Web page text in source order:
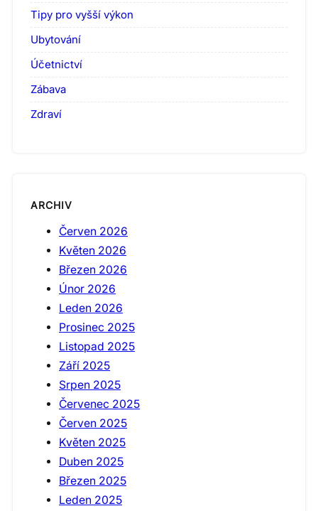
Tipy pro vyšší výkon
Ubytování
Účetnictví
Zábava
Zdraví
ARCHIV
Červen 2026
Květen 2026
Březen 2026
Únor 2026
Leden 2026
Prosinec 2025
Listopad 2025
Září 2025
Srpen 2025
Červenec 2025
Červen 2025
Květen 2025
Duben 2025
Březen 2025
Leden 2025